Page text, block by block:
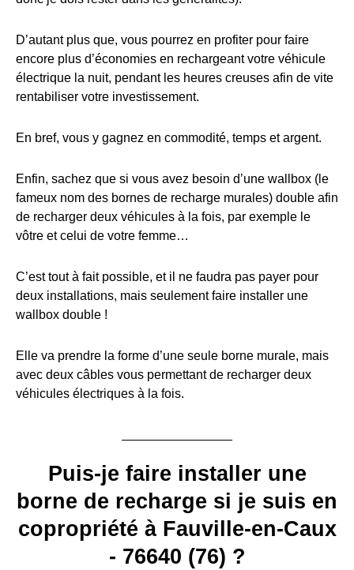
D’autant plus que, vous pourrez en profiter pour faire
encore plus d’économies en rechargeant votre véhicule
électrique la nuit, pendant les heures creuses afin de vite
rentabiliser votre investissement.
En bref, vous y gagnez en commodité, temps et argent.
Enfin, sachez que si vous avez besoin d’une wallbox (le
fameux nom des bornes de recharge murales) double afin
de recharger deux véhicules à la fois, par exemple le
vôtre et celui de votre femme…
C’est tout à fait possible, et il ne faudra pas payer pour
deux installations, mais seulement faire installer une
wallbox double !
Elle va prendre la forme d’une seule borne murale, mais
avec deux câbles vous permettant de recharger deux
véhicules électriques à la fois.
Puis-je faire installer une
borne de recharge si je suis en
copropriété à Fauville-en-Caux
- 76640 (76) ?